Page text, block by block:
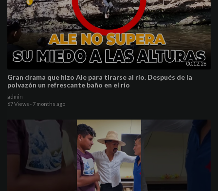
00:12:26
Gran drama que hizo Ale para tirarse al río. Después de la
polvazón un refrescante baño en el río
admin
67 Views ·7 months ago